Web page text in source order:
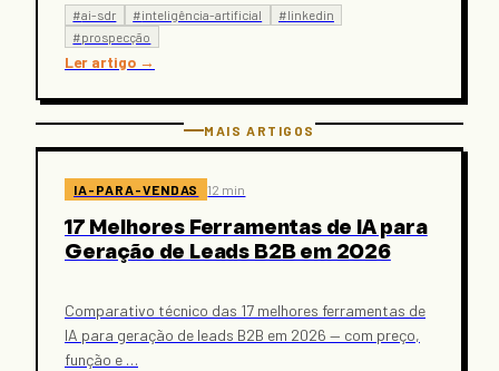
#ai-sdr #inteligência-artificial #linkedin
#prospecção
Ler artigo →
MAIS ARTIGOS
IA-PARA-VENDAS 12 min
17 Melhores Ferramentas de IA para
Geração de Leads B2B em 2026
Comparativo técnico das 17 melhores ferramentas de
IA para geração de leads B2B em 2026 — com preço,
função e …